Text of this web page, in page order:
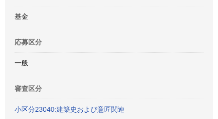
基金
応募区分
一般
審査区分
小区分23040:建築史および意匠関連